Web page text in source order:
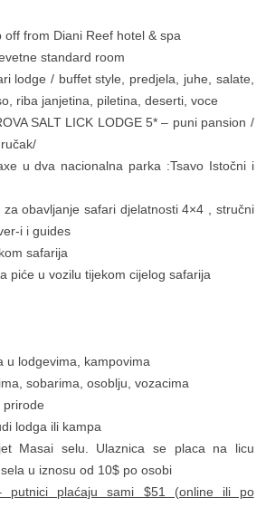
off from Diani Reef hotel & spa
standard room
lodge / buffet style, predjela, juhe, salate,
riba janjetina, piletina, deserti, voce
SALT LICK LODGE 5* – puni pansion /
u dva nacionalna parka :Tsavo Istočni i
za obavljanje safari djelatnosti 4×4 , stručni
i i guides
safarija
piće u vozilu tijekom cijelog safarija
u lodgevima, kampovima
sobarima, osoblju, vozacima
prirode
lodga ili kampa
Masai selu. Ulaznica se placa na licu
u iznosu od 10$ po osobi
putnici plaćaju sami $51 (online ili po